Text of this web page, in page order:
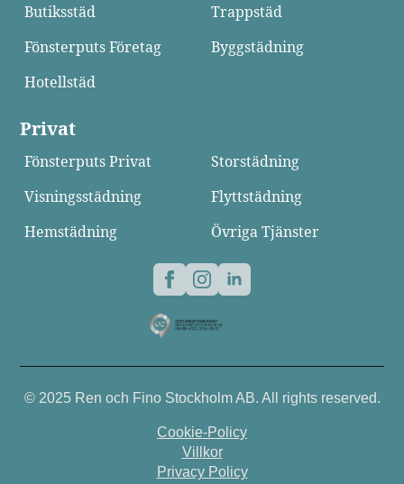
Butiksstäd
Trappstäd
Fönsterputs Företag
Byggstädning
Hotellstäd
Privat
Fönsterputs Privat
Storstädning
Visningsstädning
Flyttstädning
Hemstädning
Övriga Tjänster
© 2025 Ren och Fino Stockholm AB. All rights reserved.
Cookie-Policy
Villkor
Privacy Policy